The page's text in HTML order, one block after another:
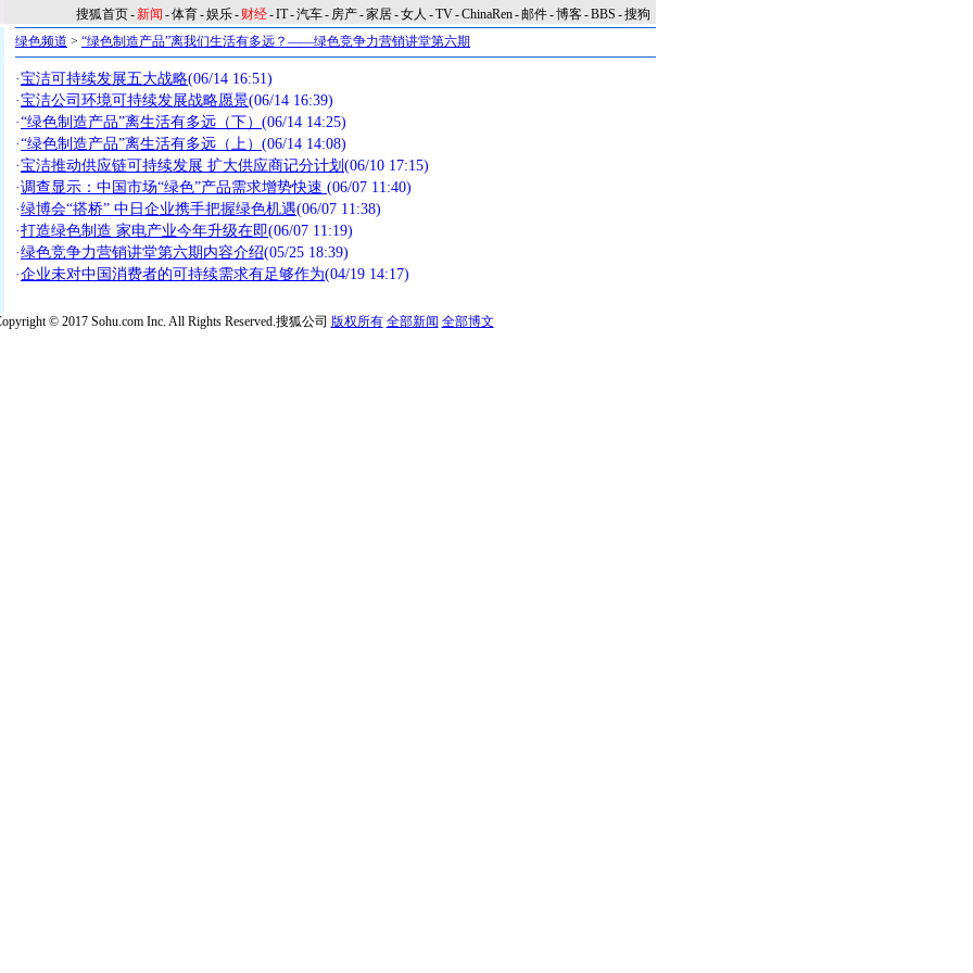
搜狐首页-新闻 -体育-娱乐- 财经-IT-汽车- 房产-家居-女人 -TV-ChinaRen-邮件-博客-BBS -搜狗
绿色频道 > “绿色制造产品”离我们生活有多远？——绿色竞争力营销讲堂第六期
·宝洁可持续发展五大战略(06/14 16:51)
·宝洁公司环境可持续发展战略愿景(06/14 16:39)
·“绿色制造产品”离生活有多远（下） (06/14 14:25)
·“绿色制造产品”离生活有多远（上） (06/14 14:08)
·宝洁推动供应链可持续发展 扩大供应商记分计划 (06/10 17:15)
·调查显示：中国市场“绿色”产品需求增势快速 (06/07 11:40)
·绿博会“搭桥” 中日企业携手把握绿色机遇(06/07 11:38)
·打造绿色制造 家电产业今年升级在即(06/07 11:19)
·绿色竞争力营销讲堂第六期内容介绍(05/25 18:39)
·企业未对中国消费者的可持续需求有足够作为(04/19 14:17)
© 2017 Sohu.com Inc. All Rights Reserved.搜狐公司 版权所有 全部新闻 全部博文